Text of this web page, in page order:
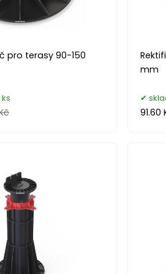
pro terasy 90-150
mm
91.60